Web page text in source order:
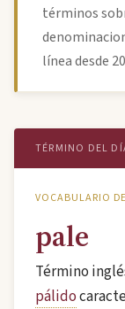
términos
línea desde
TÉRMINO DEL
VOCABULARIO
pale
Término
pálido